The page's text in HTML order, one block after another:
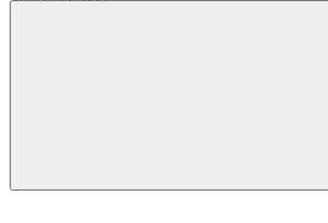
Compartilhar